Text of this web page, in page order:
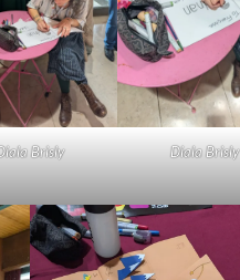
Brisly Diala Brisly